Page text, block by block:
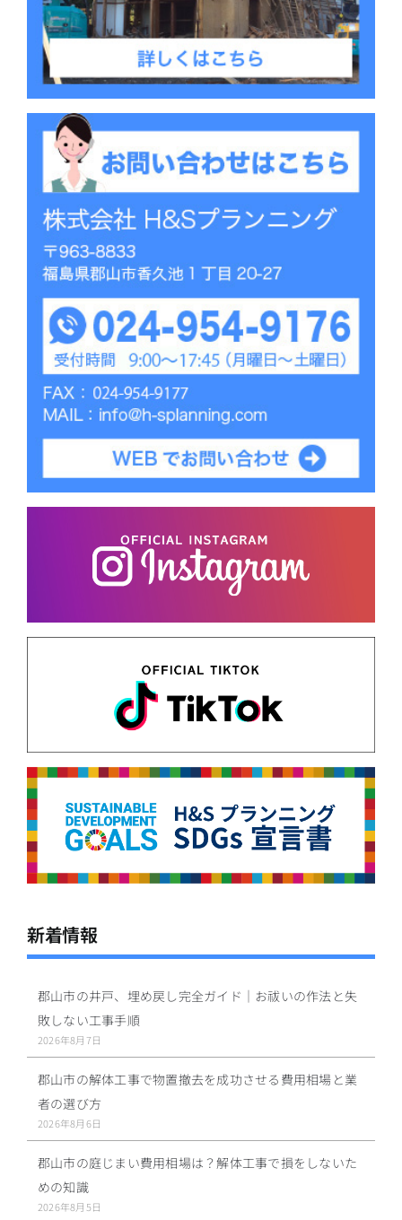
新着情報
郡山市の井戸、埋め戻し完全ガイド｜お祓いの作法と失
敗しない工事手順
2026年8月7日
郡山市の解体工事で物置撤去を成功させる費用相場と業
者の選び方
2026年8月6日
郡山市の庭じまい費用相場は？解体工事で損をしないた
めの知識
2026年8月5日